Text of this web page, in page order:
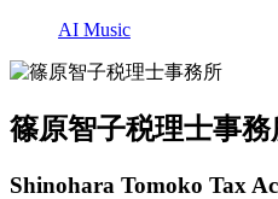
AI Music
篠原智子税理士事務
Shinohara Tomoko Tax